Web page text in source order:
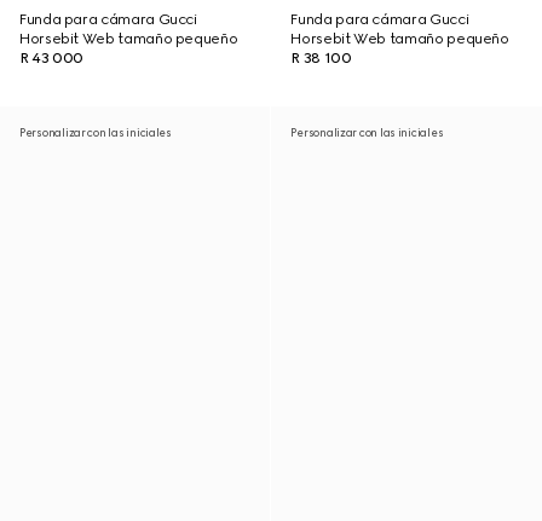
Funda para cámara Gucci
Horsebit Web tamaño pequeño
R 43 000
Funda para cámara Gucci
Horsebit Web tamaño pequeño
R 38 100
Personalizar con las iniciales Personalizar con las iniciales